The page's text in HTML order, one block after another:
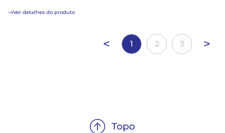
Ver detalhes do produto
< 1 2 3 >